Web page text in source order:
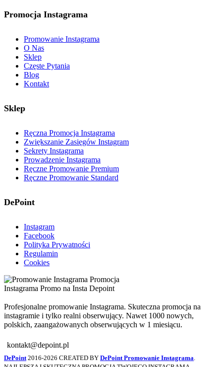
Promocja Instagrama
Promowanie Instagrama
O Nas
Sklep
Częste Pytania
Blog
Kontakt
Sklep
Ręczna Promocja Instagrama
Zwiększanie Zasięgów Instagram
Sekrety Instagrama
Prowadzenie Instagrama
Ręczne Promowanie Premium
Ręczne Promowanie Standard
DePoint
Instagram
Facebook
Polityka Prywatności
Regulamin
Cookies
Profesjonalne promowanie Instagrama. Skuteczna promocja na
instagramie i tylko realni obserwujący. Nawet 1000 nowych,
polskich, zaangażowanych obserwujących w 1 miesiącu.
kontakt@depoint.pl
DePoint 2016-2026 CREATED BY DePoint Promowanie Instagrama.